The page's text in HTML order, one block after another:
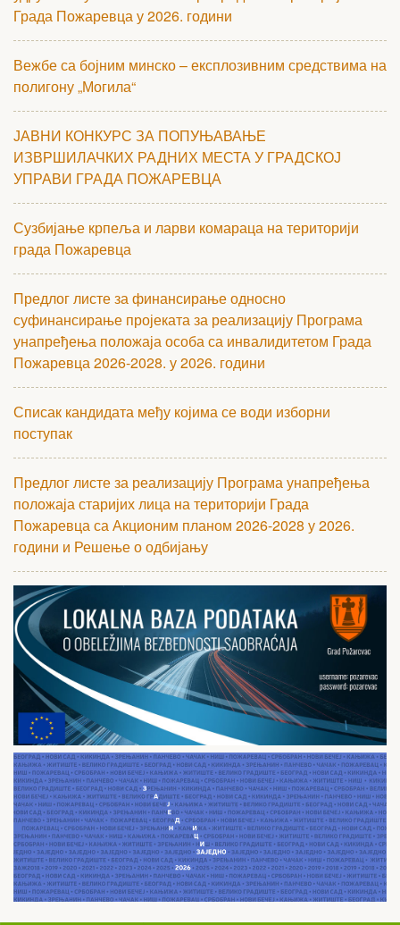
Града Пожаревца у 2026. години
Вежбе са бојним минско – експлозивним средствима на
полигону „Могила“
ЈАВНИ КОНКУРС ЗА ПОПУЊАВАЊЕ
ИЗВРШИЛАЧКИХ РАДНИХ МЕСТА У ГРАДСКОЈ
УПРАВИ ГРАДА ПОЖАРЕВЦА
Сузбијање крпеља и ларви комараца на територији
града Пожаревца
Предлог листе за финансирање односно
суфинансирање пројеката за реализацију Програма
унапређења положаја особа са инвалидитетом Града
Пожаревца 2026-2028. у 2026. години
Списак кандидата међу којима се води изборни
поступак
Предлог листе за реализацију Програма унапређења
положаја старијих лица на територији Града
Пожаревца са Акционим планом 2026-2028 у 2026.
години и Решење о одбијању